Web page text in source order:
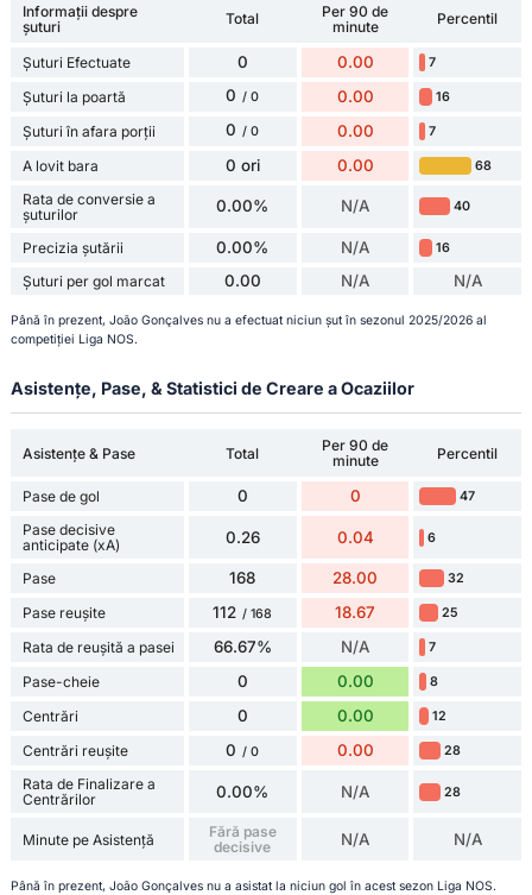
Informații despre
șuturi
Total
Per 90 de
minute
Percentil
Șuturi Efectuate 0 0.00 7
Șuturi la poartă 0 / 0 0.00 16
Șuturi în afara porții 0 / 0 0.00 7
A lovit bara 0 ori 0.00 68
Rata de conversie a
șuturilor
0.00% N/A 40
Precizia șutării 0.00% N/A 16
Șuturi per gol marcat 0.00 N/A N/A
Până în prezent, João Gonçalves nu a efectuat niciun șut în sezonul 2025/2026 al
competiției Liga NOS.
Asistențe, Pase, & Statistici de Creare a Ocaziilor
Asistențe & Pase Total
Per 90 de
minute
Percentil
Pase de gol 0 0 47
Pase decisive
anticipate (xA)
0.26 0.04 6
Pase 168 28.00 32
Pase reușite 112 / 168 18.67 25
Rata de reușită a pasei 66.67% N/A 7
Pase-cheie 0 0.00 8
Centrări 0 0.00 12
Centrări reușite 0 / 0 0.00 28
Rata de Finalizare a
Centrărilor
0.00% N/A 28
Minute pe Asistență
Fără pase
decisive
N/A N/A
Până în prezent, João Gonçalves nu a asistat la niciun gol în acest sezon Liga NOS.